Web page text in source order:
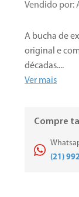
Vendido por:
A bucha de
original e
décadas....
Ver mais
Compre
(21)